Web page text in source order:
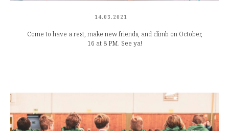
14.03.2021
Come to have a rest, make new friends, and climb on October,
16 at 8 PM. See ya!